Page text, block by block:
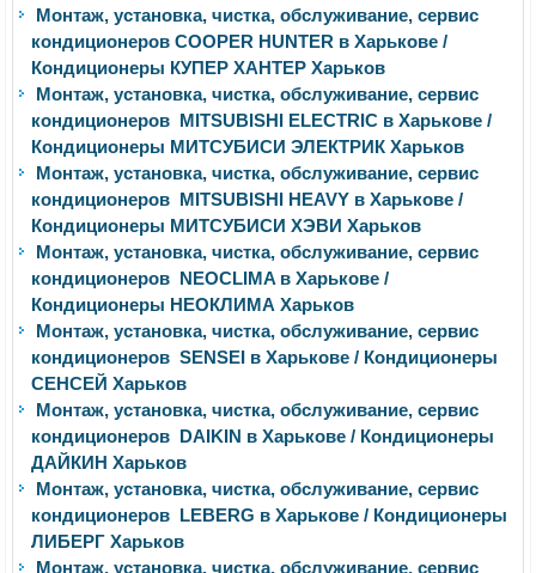
Монтаж, установка, чистка, обслуживание, сервис
кондиционеров COOPER HUNTER в Харькове /
Кондиционеры КУПЕР ХАНТЕР Харьков
Монтаж, установка, чистка, обслуживание, сервис
кондиционеров MITSUBISHI ELECTRIC в Харькове /
Кондиционеры МИТСУБИСИ ЭЛЕКТРИК Харьков
Монтаж, установка, чистка, обслуживание, сервис
кондиционеров MITSUBISHI HEAVY в Харькове /
Кондиционеры МИТСУБИСИ ХЭВИ Харьков
Монтаж, установка, чистка, обслуживание, сервис
кондиционеров NEOCLIMA в Харькове /
Кондиционеры НЕОКЛИМА Харьков
Монтаж, установка, чистка, обслуживание, сервис
кондиционеров SENSEI в Харькове / Кондиционеры
СЕНСЕЙ Харьков
Монтаж, установка, чистка, обслуживание, сервис
кондиционеров DAIKIN в Харькове / Кондиционеры
ДАЙКИН Харьков
Монтаж, установка, чистка, обслуживание, сервис
кондиционеров LEBERG в Харькове / Кондиционеры
ЛИБЕРГ Харьков
Монтаж, установка, чистка, обслуживание, сервис